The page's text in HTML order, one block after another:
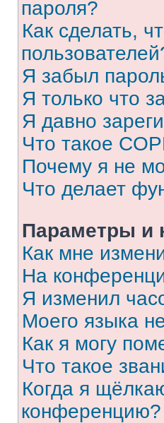
пароля?
Как сделать,
Я забыл
Я только что
Я давно
Что такое
Почему я не
Что делает
Параметры и
Как мне
На
Я изменил
Моего языка
Как я могу
Что такое
Когда я
конференцию?